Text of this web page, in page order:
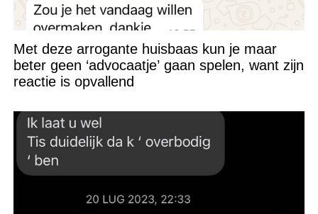
Met deze arrogante huisbaas kun je maar
beter geen ‘advocaatje’ gaan spelen, want zijn
reactie is opvallend